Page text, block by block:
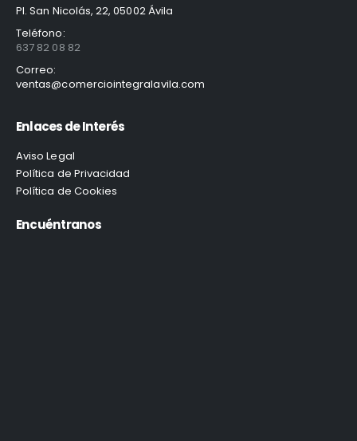
Pl. San Nicolás, 22, 05002 Ávila
Teléfono:
637 82 08 82
Correo:
ventas@comerciointegralavila.com
Enlaces de Interés
Aviso Legal
Política de Privacidad
Política de Cookies
Encuéntranos